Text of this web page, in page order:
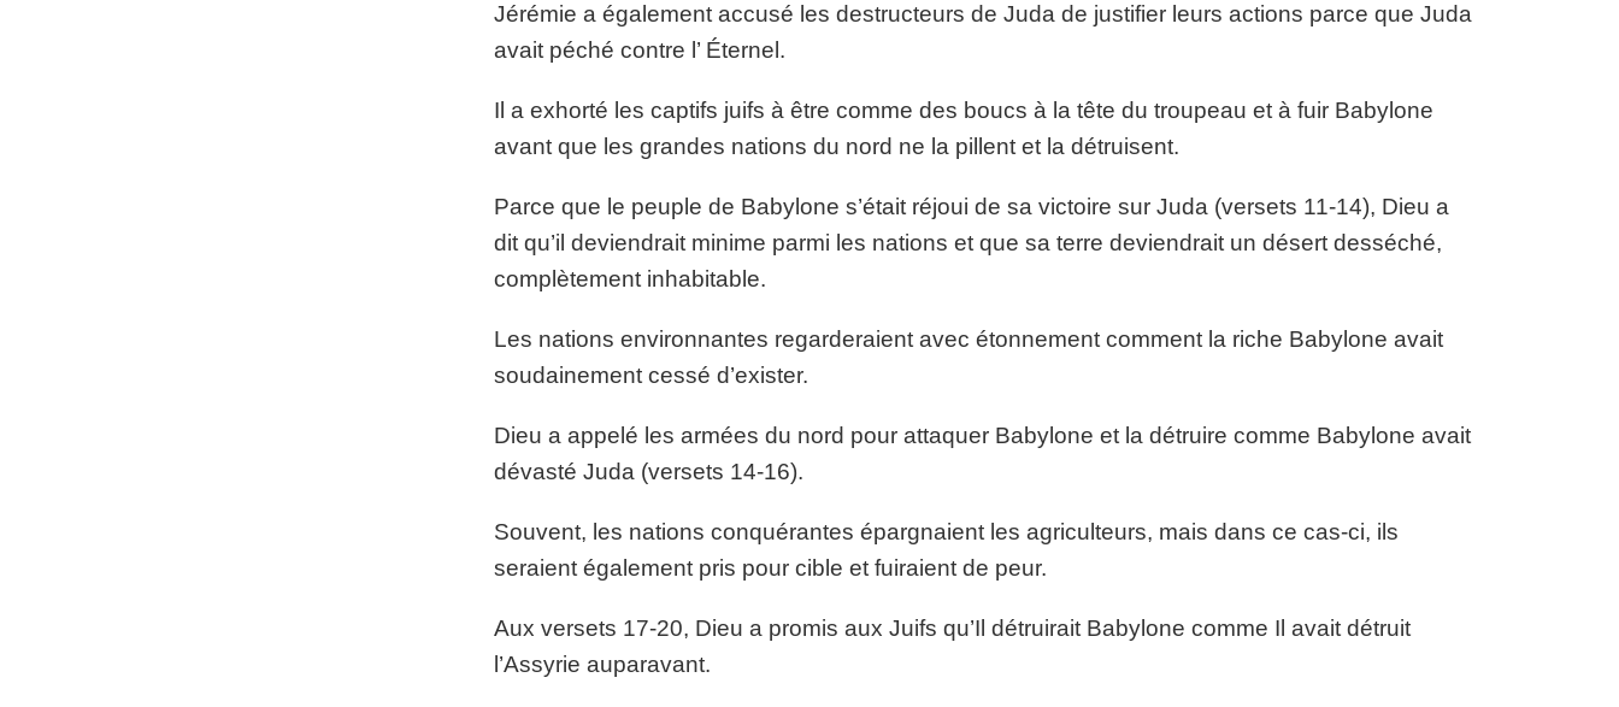
Jérémie a également accusé les destructeurs de Juda de justifier leurs actions parce que Juda
avait péché contre l’ Éternel.
Il a exhorté les captifs juifs à être comme des boucs à la tête du troupeau et à fuir Babylone
avant que les grandes nations du nord ne la pillent et la détruisent.
Parce que le peuple de Babylone s’était réjoui de sa victoire sur Juda (versets 11-14), Dieu a
dit qu’il deviendrait minime parmi les nations et que sa terre deviendrait un désert desséché,
complètement inhabitable.
Les nations environnantes regarderaient avec étonnement comment la riche Babylone avait
soudainement cessé d’exister.
Dieu a appelé les armées du nord pour attaquer Babylone et la détruire comme Babylone avait
dévasté Juda (versets 14-16).
Souvent, les nations conquérantes épargnaient les agriculteurs, mais dans ce cas-ci, ils
seraient également pris pour cible et fuiraient de peur.
Aux versets 17-20, Dieu a promis aux Juifs qu’Il détruirait Babylone comme Il avait détruit
l’Assyrie auparavant.